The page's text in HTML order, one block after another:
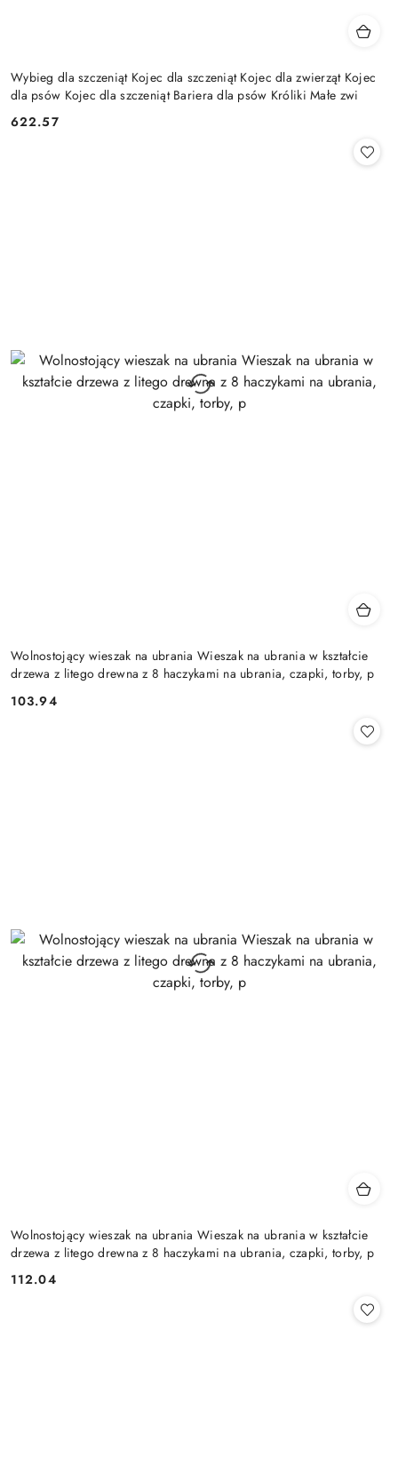
Wybieg dla szczeniąt Kojec dla szczeniąt Kojec dla zwierząt Kojec
dla psów Kojec dla szczeniąt Bariera dla psów Króliki Małe zwi
Cena:
622.57
Wolnostojący wieszak na ubrania Wieszak na ubrania w kształcie
drzewa z litego drewna z 8 haczykami na ubrania, czapki, torby, p
Cena:
103.94
Wolnostojący wieszak na ubrania Wieszak na ubrania w kształcie
drzewa z litego drewna z 8 haczykami na ubrania, czapki, torby, p
Cena:
112.04